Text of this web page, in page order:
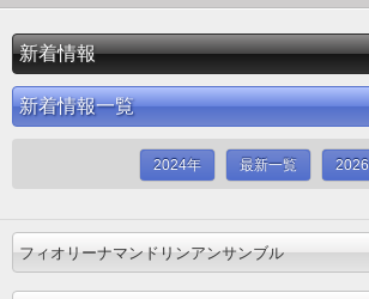
新着情報
新着情報一覧
2024年 最新一覧
フィオリーナマンドリンアンサンブル